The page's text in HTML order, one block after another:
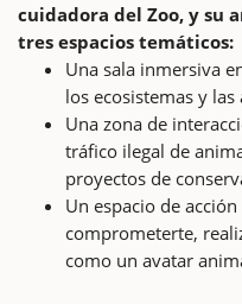
cuidadora del Zoo, y
tres espacios temáticos:
Una sala inmersiva
los ecosistemas y
Una zona de
tráfico ilegal de
proyectos de
Un espacio de
comprometerte,
como un avatar